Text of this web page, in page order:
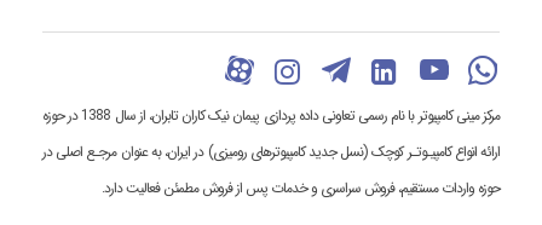
مرکز مینی کامپیوتر با نام رسمی تعاونی داده پردازی پیمان نیک کاران تابران، از سال 1388 در حوزه
ارائه انواع کامپیـوتـر کوچک (نسل جدید کامپیوترهای رومیزی) در ایران، به عنوان مرجـع اصلی در
حوزه واردات مستقیم، فروش سراسری و خدمات پس از فروش مطمئن فعالیت دارد.